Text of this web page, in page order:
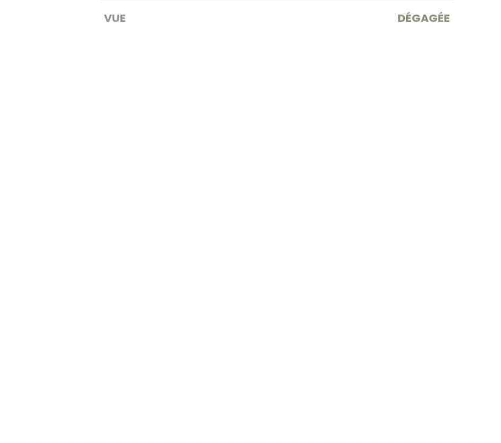
VUE DÉGAGÉE